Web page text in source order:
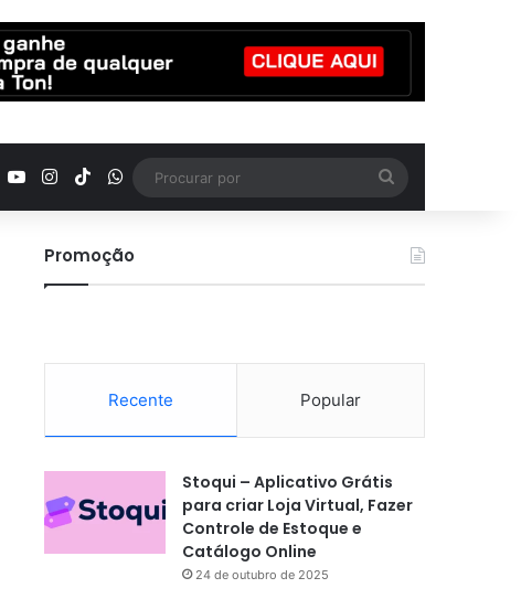
YouTubeInstagram
TikTokWhatsApp
por
Promoção
Recente Popular
Stoqui – Aplicativo Grátis
para criar Loja Virtual, Fazer
Controle de Estoque e
Catálogo Online
24 de outubro de 2025